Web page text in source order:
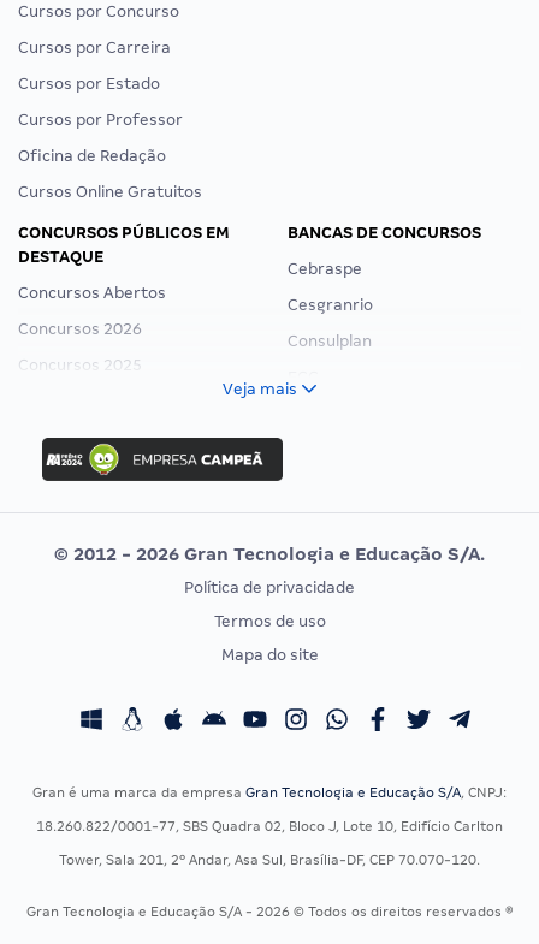
Cursos por Concurso
Cursos por Carreira
Cursos por Estado
Cursos por Professor
Oficina de Redação
Cursos Online Gratuitos
CONCURSOS PÚBLICOS EM
DESTAQUE
Concursos Abertos
Concursos 2026
Concursos 2025
Concurso Ibama
Concurso MPU
Editais publicados
BANCAS DE CONCURSOS
Cebraspe
Cesgranrio
Consulplan
Vunesp
CONCURSOS POR PROFISSÃO
Concursos Fiscais
Residência Multiprofissional
EXAME DE ORDEM
Calendário OAB
Veja mais
© 2012 - 2026 Gran Tecnologia e Educação S/A.
Política de privacidade
Termos de uso
Mapa do site
Gran é uma marca da empresa Gran Tecnologia e Educação S/A, CNPJ:
18.260.822/0001-77, SBS Quadra 02, Bloco J, Lote 10, Edifício Carlton
Tower, Sala 201, 2º Andar, Asa Sul, Brasília-DF, CEP 70.070-120.
Gran Tecnologia e Educação S/A - 2026 © Todos os direitos reservados ®